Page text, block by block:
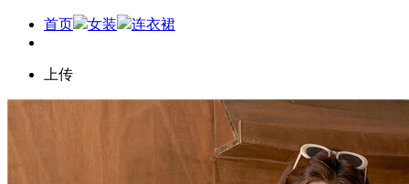
首页 女装 连衣裙
上传